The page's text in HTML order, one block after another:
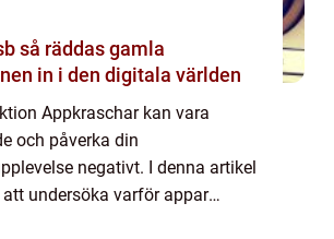
in i den digitala världen
Appkraschar kan vara
och påverka din
negativt. I denna artikel
undersöka varför appar